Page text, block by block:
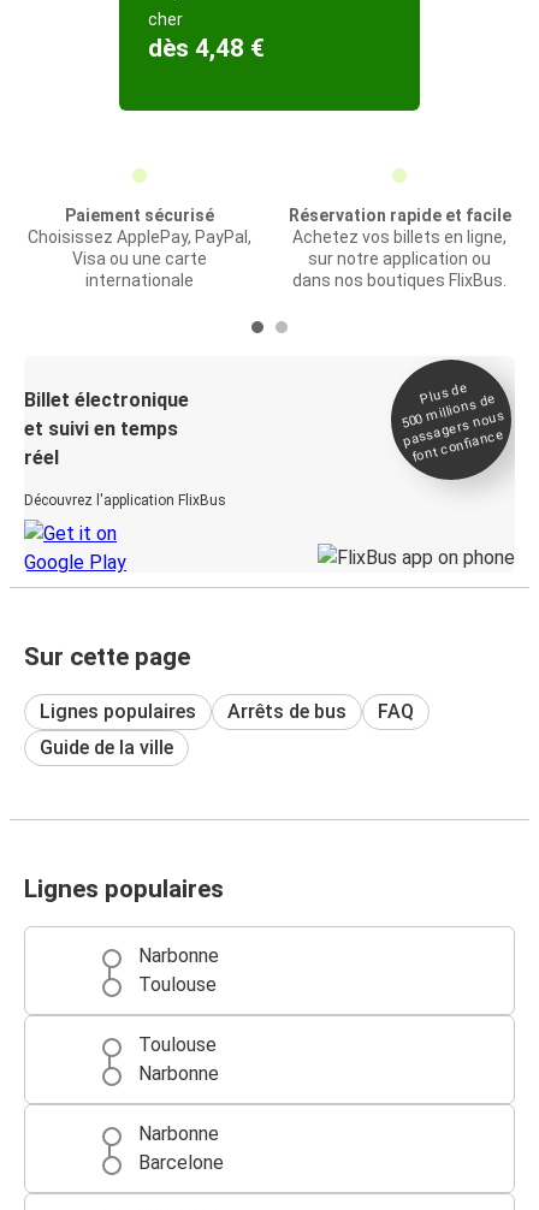
cher
dès 4,48 €
Paiement sécurisé
Choisissez ApplePay, PayPal,
Visa ou une carte
internationale
Réservation rapide et facile
Achetez vos billets en ligne,
sur notre application ou
dans nos boutiques FlixBus.
Billet électronique
et suivi en temps
réel
Découvrez l'application FlixBus
Plus de
500
millions de
passagers nous
font confiance
Sur cette page
Lignes populaires Arrêts de bus
FAQ
Guide de la ville
Lignes populaires
Narbonne
Toulouse
Toulouse
Narbonne
Narbonne
Barcelone